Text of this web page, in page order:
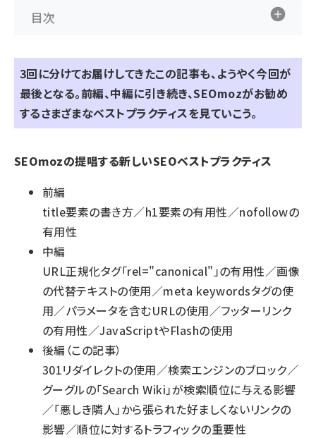
目次
3回に分けてお届けしてきたこの記事も、ようやく今回が
最後となる。前編、中編に引き続き、SEOmozがお勧め
するさまざまなベストプラクティスを見ていこう。
SEOmozの提唱する新しいSEOベストプラクティス
前編
title要素の書き方／h1要素の有用性／nofollowの
有用性
中編
URL正規化タグ「rel="canonical"」の有用性／画像
の代替テキストの使用／meta keywordsタグの使
用／パラメータを含むURLの使用／フッターリンク
の有用性／JavaScriptやFlashの使用
後編（この記事）
301リダイレクトの使用／検索エンジンのブロック／
グーグルの「Search Wiki」が検索順位に与える影響
／「悪しき隣人」から張られた好ましくないリンクの
影響／順位に対するトラフィックの重要性